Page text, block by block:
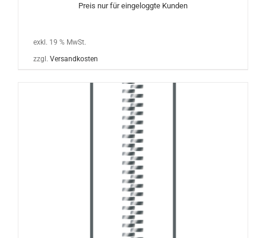
Preis nur für eingeloggte Kunden
exkl. 19 % MwSt.
zzgl. Versandkosten